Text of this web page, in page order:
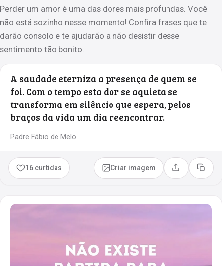
Perder um amor é uma das dores mais profundas. Você
não está sozinho nesse momento! Confira frases que te
darão consolo e te ajudarão a não desistir desse
sentimento tão bonito.
A saudade eterniza a presença de quem se
foi. Com o tempo esta dor se aquieta se
transforma em silêncio que espera, pelos
braços da vida um dia reencontrar.
Padre Fábio de Melo
16 curtidas Criar imagem Compartilhar
Copiar